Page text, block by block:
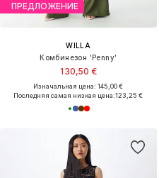
ПРЕДЛОЖЕНИЕ
WILLA
Комбинезон 'Penny'
130,50 €
Изначальная цена: 145,00 €
Последняя самая низкая цена:123,25 €